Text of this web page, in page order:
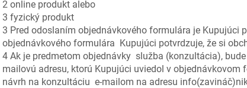
2 online produkt alebo
3 fyzický produkt
3 Pred odoslaním objednávkového formulára je Kupujúci
objednávkového formulára Kupujúci potvrdzuje, že si
4 Ak je predmetom objednávky služba (konzultácia),
mailovú adresu, ktorú Kupujúci uviedol v
návrh na konzultáciu e-mailom na adresu